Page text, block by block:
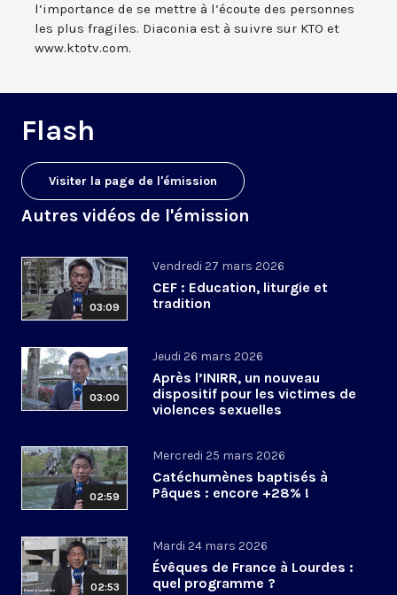
l’importance de se mettre à l’écoute des personnes
les plus fragiles. Diaconia est à suivre sur KTO et
www.ktotv.com.
Flash
Visiter la page de l'émission
Autres vidéos de l'émission
03:09
Vendredi 27 mars 2026
CEF : Education, liturgie et
tradition
03:00
Jeudi 26 mars 2026
Après l’INIRR, un nouveau
dispositif pour les victimes de
violences sexuelles
02:59
Mercredi 25 mars 2026
Catéchumènes baptisés à
Pâques : encore +28% !
02:53
Mardi 24 mars 2026
Évêques de France à Lourdes :
quel programme ?